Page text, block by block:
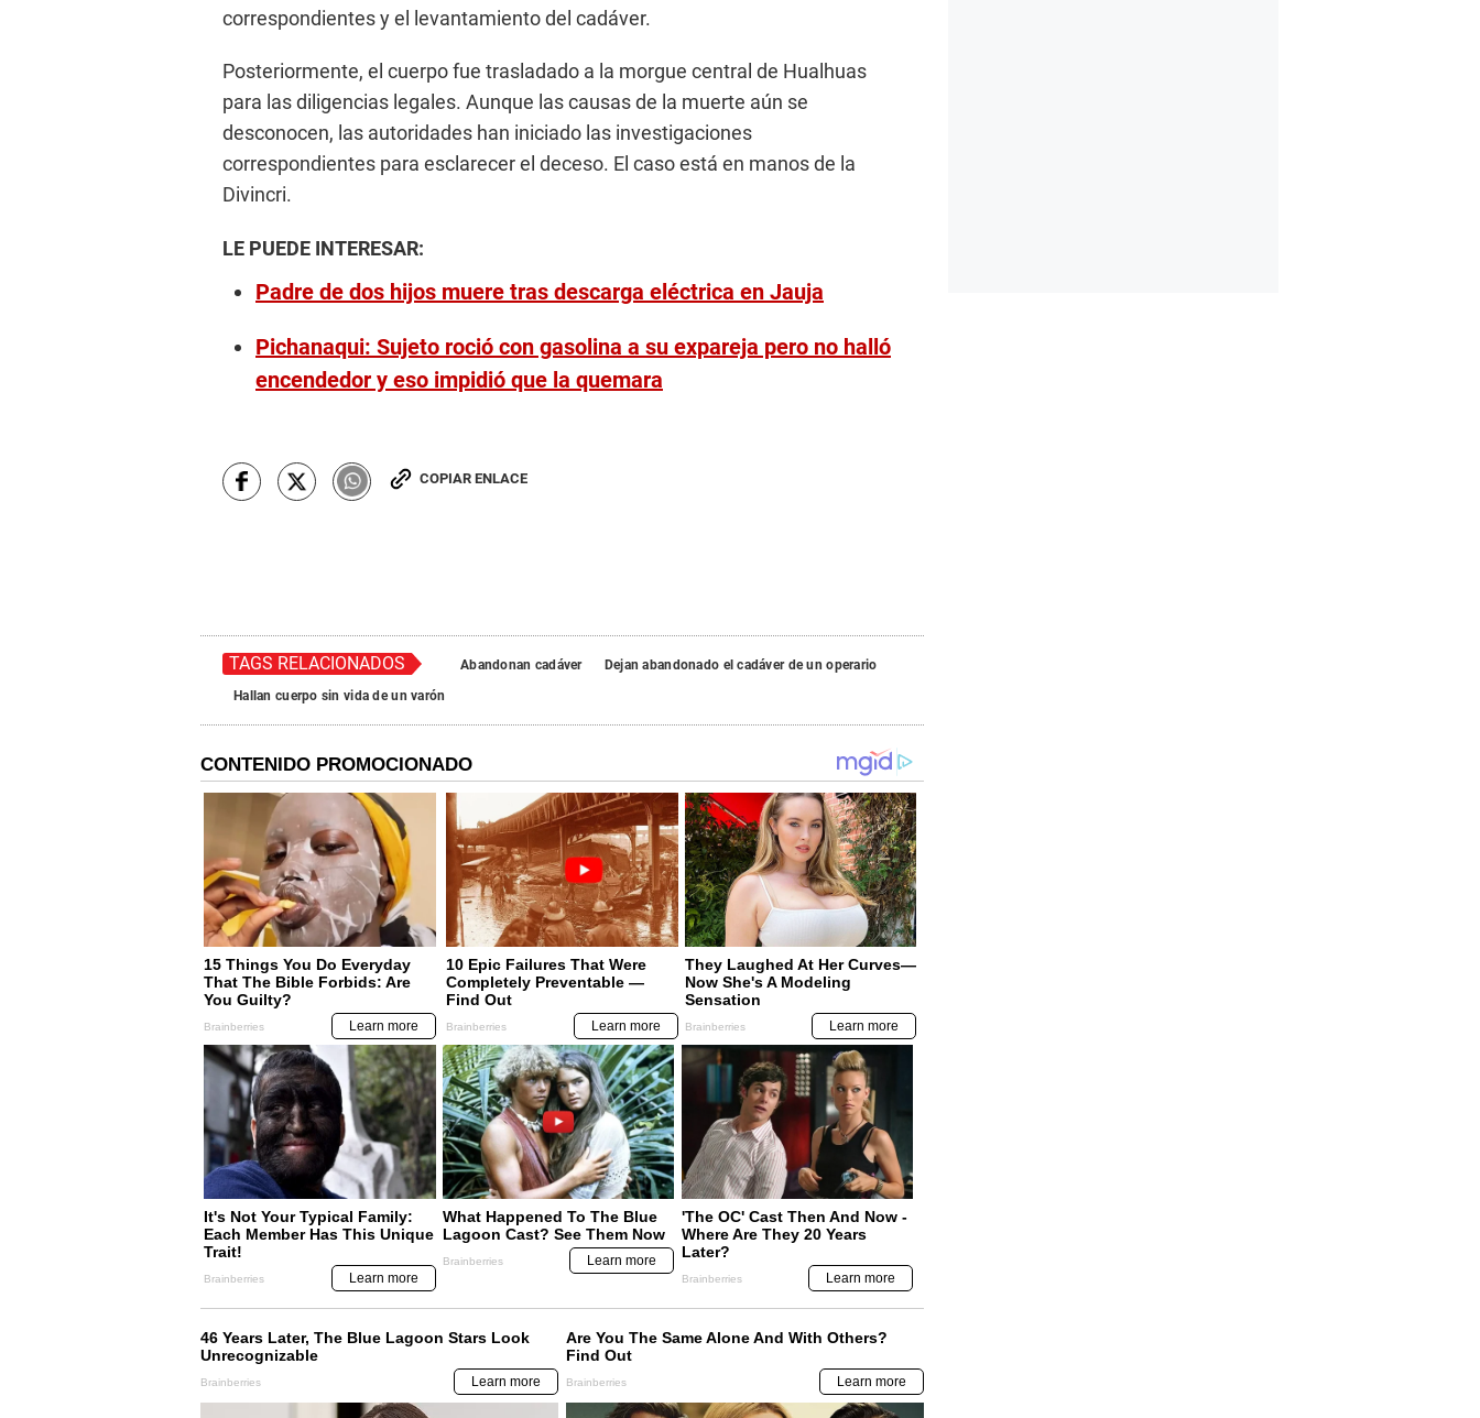
correspondientes y el levantamiento del cadáver.
Posteriormente, el cuerpo fue trasladado a la morgue central de Hualhuas
para las diligencias legales. Aunque las causas de la muerte aún se
desconocen, las autoridades han iniciado las investigaciones
correspondientes para esclarecer el deceso. El caso está en manos de la
Divincri.
LE PUEDE INTERESAR:
Padre de dos hijos muere tras descarga eléctrica en Jauja
Pichanaqui: Sujeto roció con gasolina a su expareja pero no halló
encendedor y eso impidió que la quemara
COPIAR ENLACE
TAGS RELACIONADOS Abandonan cadáver
Dejan abandonado el cadáver de un operario
Hallan cuerpo sin vida de un varón